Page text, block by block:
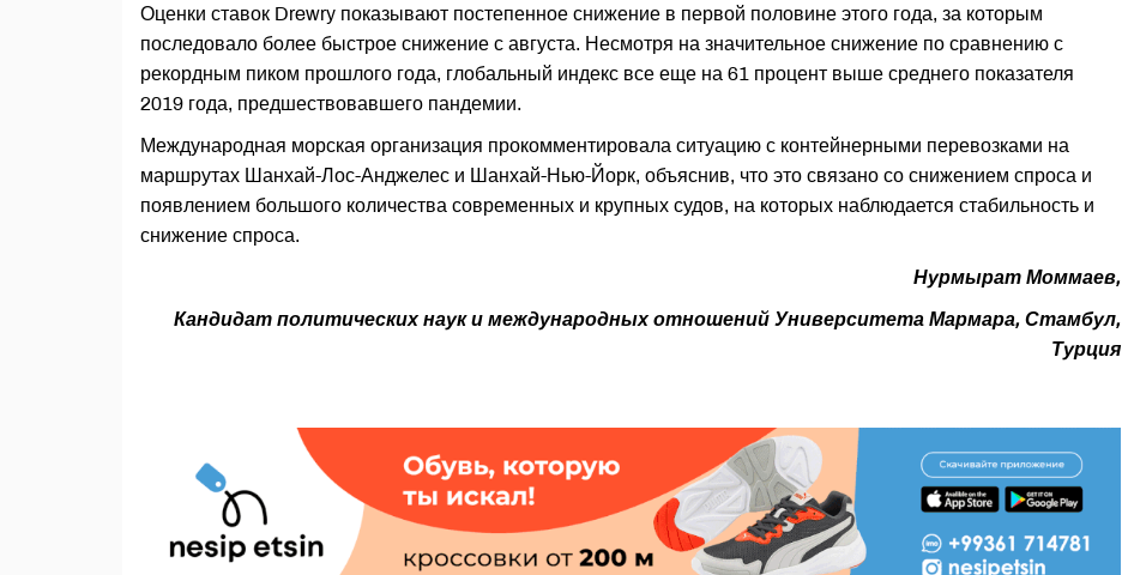
Оценки ставок Drewry показывают постепенное снижение в первой половине этого года, за которым
последовало более быстрое снижение с августа. Несмотря на значительное снижение по сравнению с
рекордным пиком прошлого года, глобальный индекс все еще на 61 процент выше среднего показателя
2019 года, предшествовавшего пандемии.
Международная морская организация прокомментировала ситуацию с контейнерными перевозками на
маршрутах Шанхай-Лос-Анджелес и Шанхай-Нью-Йорк, объяснив, что это связано со снижением спроса и
появлением большого количества современных и крупных судов, на которых наблюдается стабильность и
снижение спроса.
Нурмырат Моммаев,
Кандидат политических наук и международных отношений Университета Мармара, Стамбул,
Турция